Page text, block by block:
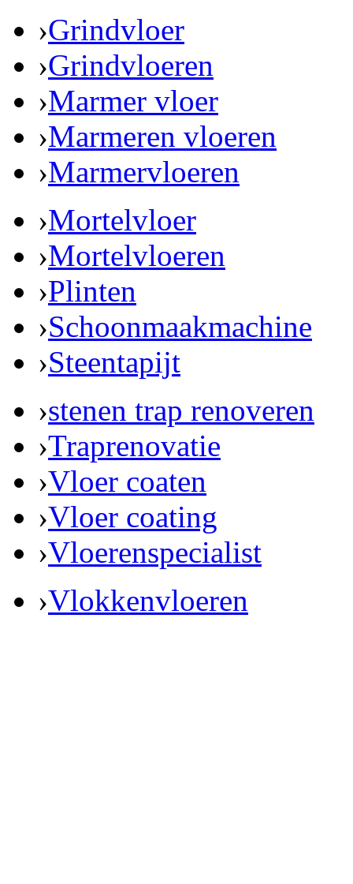
›Grindvloer
›Grindvloeren
›Marmer vloer
›Marmeren vloeren
›Marmervloeren
›Mortelvloer
›Mortelvloeren
›Plinten
›Schoonmaakmachine
›Steentapijt
›stenen trap renoveren
›Traprenovatie
›Vloer coaten
›Vloer coating
›Vloerenspecialist
›Vlokkenvloeren